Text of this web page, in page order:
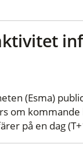
(Esma)
om
på en dag